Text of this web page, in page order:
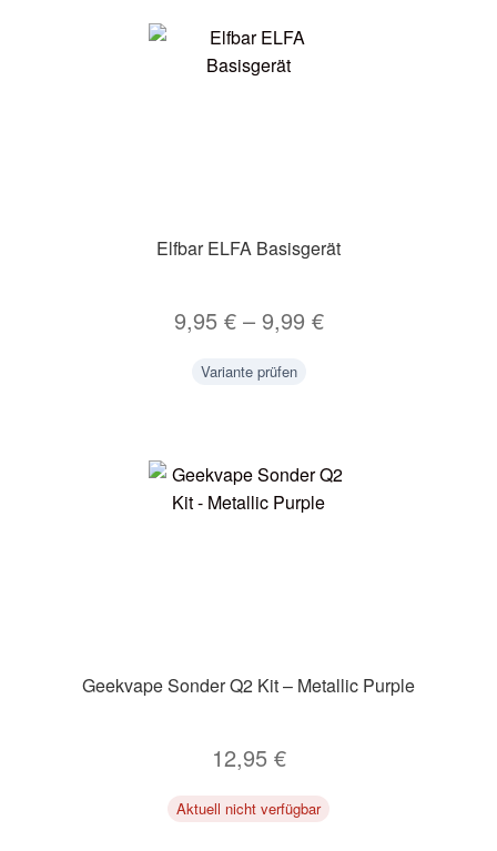
Elfbar ELFA Basisgerät
9,95 €– 9,99 €
Variante prüfen
Geekvape Sonder Q2 Kit – Metallic Purple
12,95 €
Aktuell nicht verfügbar